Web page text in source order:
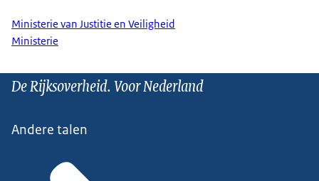
Ministerie van Justitie en Veiligheid
Ministerie
De Rijksoverheid. Voor Nederland
Andere talen